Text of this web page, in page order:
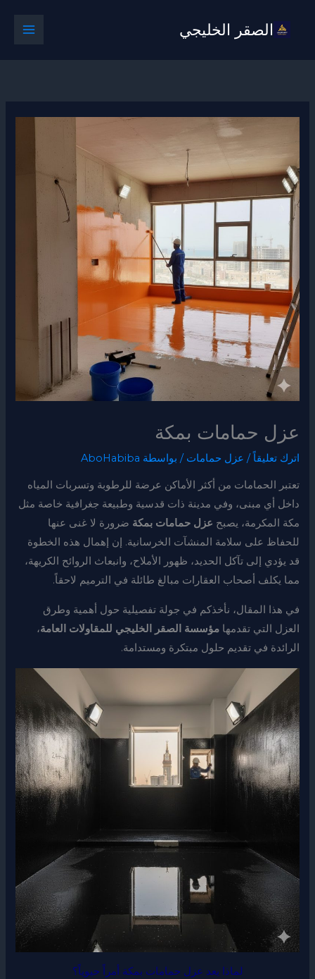
الصقر الخليجي
عزل حمامات بمكة
اترك تعليقاً / عزل حمامات / بواسطة AboHabiba
تعتبر الحمامات من أكثر الأماكن عرضة للرطوبة وتسربات المياه
داخل أي مبنى، وفي مدينة ذات قدسية وطبيعة جغرافية خاصة مثل
مكة المكرمة، يصبح عزل حمامات بمكة ضرورة لا غنى عنها
للحفاظ على سلامة المنشآت الخرسانية. إن إهمال هذه الخطوة
قد يؤدي إلى تآكل الحديد، ظهور الأملاح، وانبعاث الروائح الكريهة،
مما يكلف أصحاب العقارات مبالغ طائلة في الترميم لاحقاً.
في هذا المقال، نأخذكم في جولة تفصيلية حول أهمية وطرق
العزل التي تقدمهامؤسسة الصقر الخليجي للمقاولات العامة،
الرائدة في تقديم حلول مبتكرة ومستدامة.
لماذا يعد عزل حمامات بمكة أمراً حيوياً؟